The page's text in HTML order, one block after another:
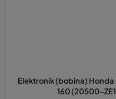
Elektronik (bobina) Honda
160 (20500-